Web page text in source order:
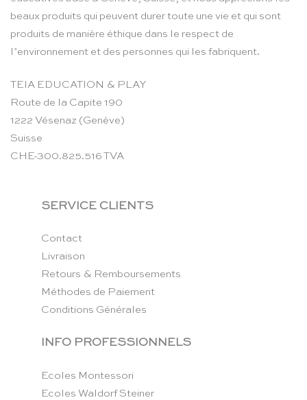
beaux produits qui peuvent durer toute une vie et qui sont
produits de manière éthique dans le respect de
l’environnement et des personnes qui les fabriquent.
TEIA EDUCATION & PLAY
Route de la Capite 190
1222 Vésenaz (Genève)
Suisse
CHE-300.825.516 TVA
SERVICE CLIENTS
Contact
Livraison
Retours & Remboursements
Méthodes de Paiement
Conditions Générales
INFO PROFESSIONNELS
Ecoles Montessori
Ecoles Waldorf Steiner